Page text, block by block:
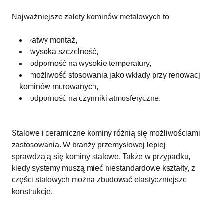
Najważniejsze zalety kominów metalowych to:
łatwy montaż,
wysoka szczelność,
odporność na wysokie temperatury,
możliwość stosowania jako wkłady przy renowacji
kominów murowanych,
odporność na czynniki atmosferyczne.
Stalowe i ceramiczne kominy różnią się możliwościami
zastosowania. W branży przemysłowej lepiej
sprawdzają się kominy stalowe. Także w przypadku,
kiedy systemy muszą mieć niestandardowe kształty, z
części stalowych można zbudować elastyczniejsze
konstrukcje.